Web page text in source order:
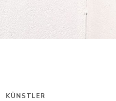
KÜNSTLER